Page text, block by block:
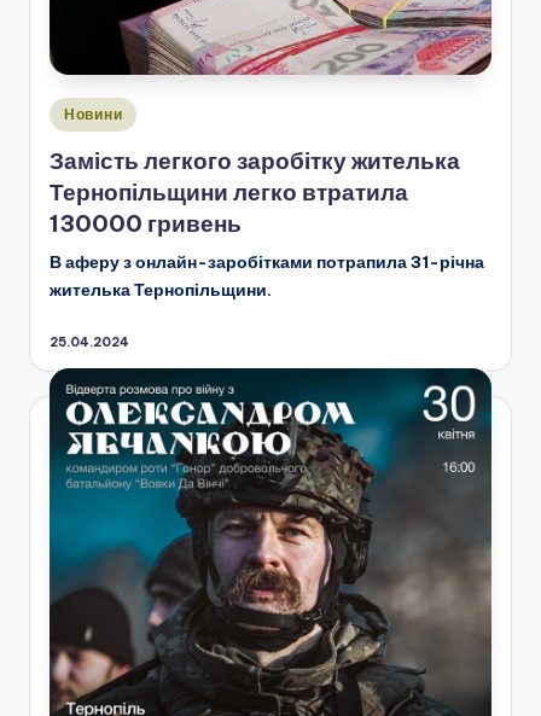
Опубліковано
Новини
Замість легкого заробітку жителька
Тернопільщини легко втратила
130000 гривень
В аферу з онлайн-заробітками потрапила31-річна
жителька Тернопільщини.
25.04.2024